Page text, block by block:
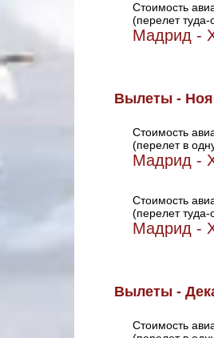
Стоимость
(перелет
Мадрид -
Вылеты -
Стоимость
(перелет в
Мадрид -
Стоимость
(перелет
Мадрид -
Вылеты -
Стоимость